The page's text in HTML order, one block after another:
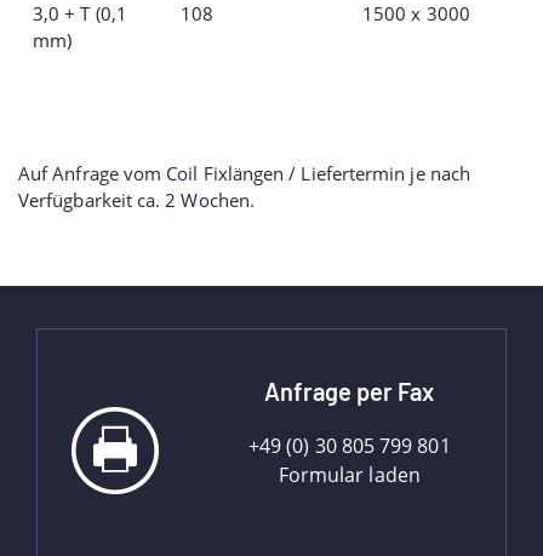
3,0 + T (0,1
mm)
108 1500 x 3000
Auf Anfrage vom Coil Fixlängen / Liefertermin je nach
Verfügbarkeit ca. 2 Wochen.
Anfrage per Fax
+49 (0) 30 805 799 801
Formular laden